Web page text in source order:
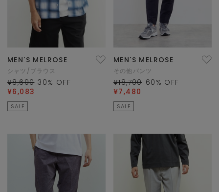
MEN'S MELROSE
シャツ/ブラウス
¥8,690 30% OFF
¥6,083
SALE
MEN'S MELROSE
その他パンツ
¥18,700 60 % OFF
¥7,480
SALE